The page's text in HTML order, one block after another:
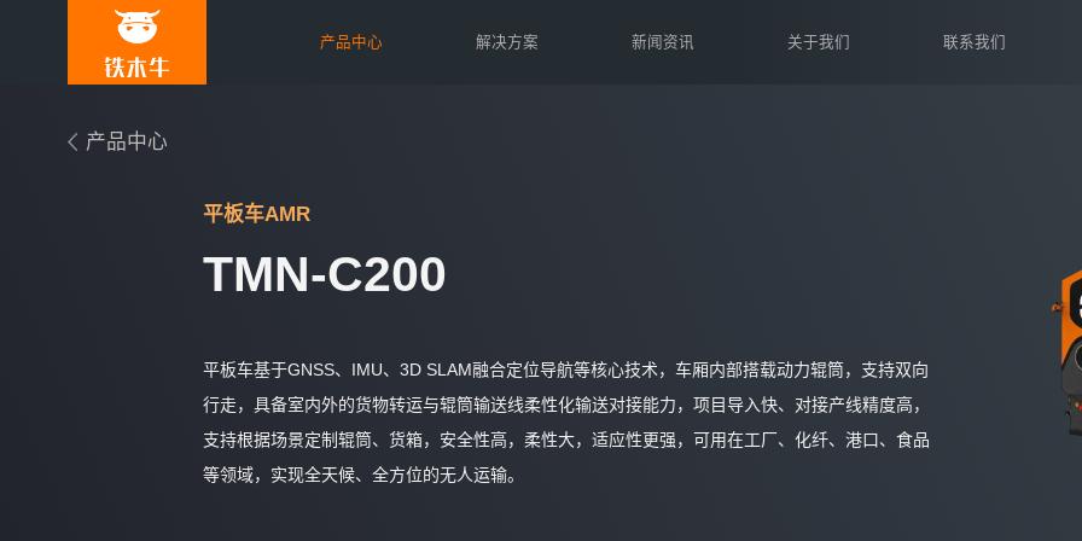
产品中心 解决方案 新闻资讯 关于我们 联系我们
产品中心
平板车AMR
TMN-C200
平板车基于GNSS、IMU、3D SLAM融合定位导航等核心技术，车厢内部搭载动力辊筒，支持双向
行走，具备室内外的货物转运与辊筒输送线柔性化输送对接能力，项目导入快、对接产线精度高，
支持根据场景定制辊筒、货箱，安全性高，柔性大，适应性更强，可用在工厂、化纤、港口、食品
等领域，实现全天候、全方位的无人运输。